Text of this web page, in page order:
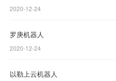
2020-12-24
罗庚机器人
2020-12-24
以勒上云机器人